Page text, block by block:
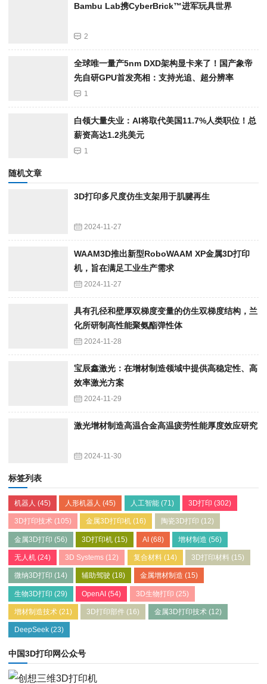
Bambu Lab携Cyber​​Brick™进军玩具世界
2
全球唯一量产5nm DXD架构显卡来了！国产象帝
先自研GPU首发亮相：支持光追、超分辨率
1
白领大量失业：AI将取代美国11.7%人类职位！总
薪资高达1.2兆美元
1
随机文章
3D打印多尺度仿生支架用于肌腱再生
2024-11-27
WAAM3D推出新型RoboWAAM XP金属3D打印
机，旨在满足工业生产需求
2024-11-27
具有孔径和壁厚双梯度变量的仿生双梯度结构，兰
化所研制高性能聚氨酯弹性体
2024-11-28
宝辰鑫激光：在增材制造领域中提供高稳定性、高
效率激光方案
2024-11-29
激光增材制造高温合金高温疲劳性能厚度效应研究
2024-11-30
标签列表
机器人 (45) 人形机器人 (45) 人工智能(71) 3D打印 (302)
3D打印技术 (105) 金属3D打印机 (16) 陶瓷3D打印 (12)
金属3D打印 (56) 3D打印机 (15) AI(68) 增材制造 (56)
无人机 (24) 3D Systems (12) 复合材料(14) 3D打印材料 (15)
微纳3D打印 (14) 辅助驾驶 (18) 金属增材制造 (15)
生物3D打印 (29) OpenAI (54) 3D生物打印 (25)
增材制造技术 (21) 3D打印部件 (16) 金属3D打印技术(12)
DeepSeek (23)
中国3D打印网公众号